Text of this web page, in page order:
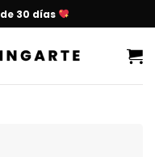
30 días